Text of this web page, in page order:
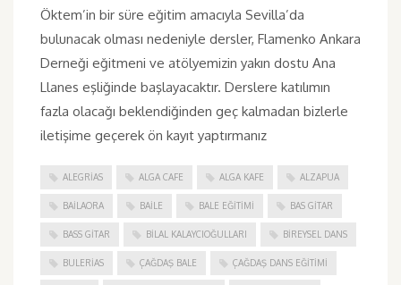
Öktem’in bir süre eğitim amacıyla Sevilla’da
bulunacak olması nedeniyle dersler, Flamenko Ankara
Derneği eğitmeni ve atölyemizin yakın dostu Ana
Llanes eşliğinde başlayacaktır. Derslere katılımın
fazla olacağı beklendiğinden geç kalmadan bizlerle
iletişime geçerek ön kayıt yaptırmanız
ALEGRIAS ALGA CAFE ALGA KAFE ALZAPUA
BAILAORA BAILE BALE EĞITIMI BAS GITAR
BASS GITAR BILAL KALAYCIOĞULLARI BIREYSEL DANS
BULERIAS ÇAĞDAŞ BALE ÇAĞDAŞ DANS EĞITIMI